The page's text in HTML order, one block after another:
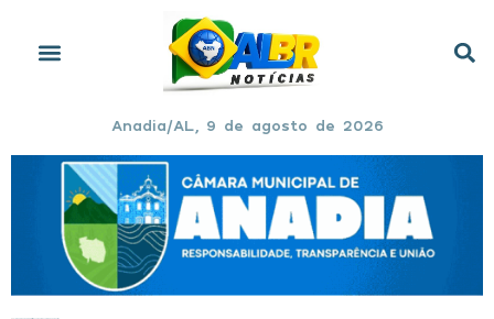
Anadia/AL, 9 de agosto de 2026